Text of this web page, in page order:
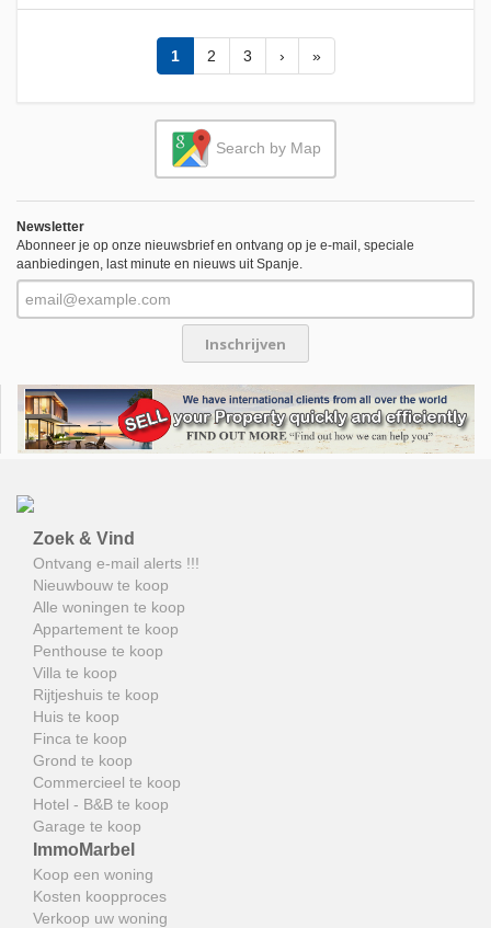
1 2 3 › »
Search by Map
Newsletter
Abonneer je op onze nieuwsbrief en ontvang op je e-mail, speciale
aanbiedingen, last minute en nieuws uit Spanje.
Inschrijven
Zoek & Vind
Ontvang e-mail alerts !!!
Nieuwbouw te koop
Alle woningen te koop
Appartement te koop
Penthouse te koop
Villa te koop
Rijtjeshuis te koop
Huis te koop
Finca te koop
Grond te koop
Commercieel te koop
Hotel - B&B te koop
Garage te koop
ImmoMarbel
Koop een woning
Kosten koopproces
Verkoop uw woning